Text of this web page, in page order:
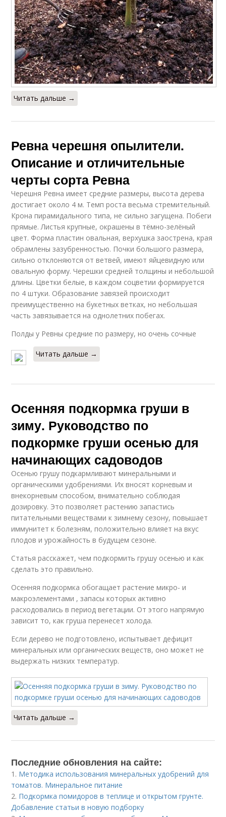
Читать дальше →
Ревна черешня опылители.
Описание и отличительные
черты сорта Ревна
Черешня Ревна имеет средние размеры, высота дерева
достигает около 4 м. Темп роста весьма стремительный.
Крона пирамидального типа, не сильно загущена. Побеги
прямые. Листья крупные, окрашены в тёмно-зелёный
цвет. Форма пластин овальная, верхушка заострена, края
обрамлены зазубренностью. Почки большого размера,
сильно отклоняются от ветвей, имеют яйцевидную или
овальную форму. Черешки средней толщины и небольшой
длины. Цветки белые, в каждом соцветии формируется
по 4 штуки. Образование завязей происходит
преимущественно на букетных ветках, но небольшая
часть завязывается на однолетних побегах.
Полды у Ревны средние по размеру, но очень сочные
Читать дальше →
Осенняя подкормка груши в
зиму. Руководство по
подкормке груши осенью для
начинающих садоводов
Осенью грушу подкармливают минеральными и
органическими удобрениями. Их вносят корневым и
внекорневым способом, внимательно соблюдая
дозировку. Это позволяет растению запастись
питательными веществами к зимнему сезону, повышает
иммунитет к болезням, положительно влияет на вкус
плодов и урожайность в будущем сезоне.
Статья расскажет, чем подкормить грушу осенью и как
сделать это правильно.
Осенняя подкормка обогащает растение микро- и
макроэлементами , запасы которых активно
расходовались в период вегетации. От этого напрямую
зависит то, как груша перенесет холода.
Если дерево не подготовлено, испытывает дефицит
минеральных или органических веществ, оно может не
выдержать низких температур.
Читать дальше →
Последние обновления на сайте:
1. Методика использования минеральных удобрений для
томатов. Минеральное питание
2. Подкормка помидоров в теплице и открытом грунте.
Добавление статьи в новую подборку